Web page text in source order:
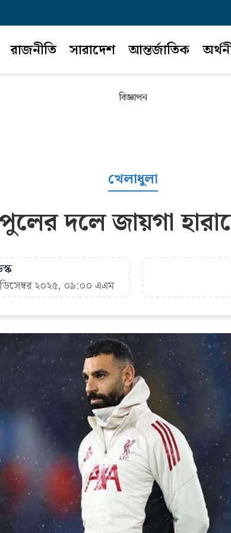
রাজনীতি সারাদেশ আন্তর্জাতিক
বিজ্ঞাপন
খেলাধুলা
দলে জায়গা
২০২৫, ০৯:০০ এএম